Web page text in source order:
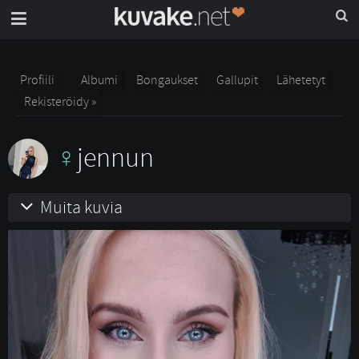
Profiili Albumi Bongaukset Gallupit
Lähetetyt
Rekisteröidy »
jennun
Muita kuvia